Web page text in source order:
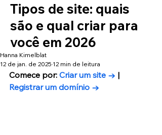
Tipos de site: quais
são e qual criar para
você em 2026
Hanna Kimelblat
12 de jan. de 2025 12 min de leitura
Comece por: Criar um site → |
Registrar um domínio →